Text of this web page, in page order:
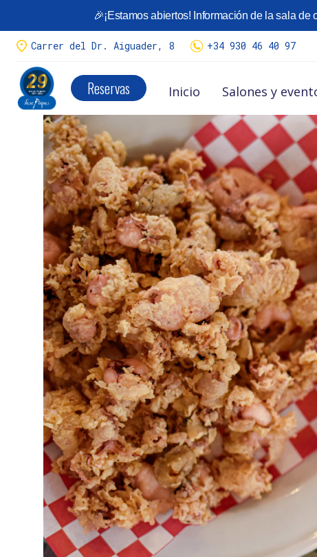
¡Llego la temporada deCalçots !
Tenemos variedad de menús.
Menús calçots y reserva aquí
🎉¡Estamos abiertos! Información de la sala
Carrer del Dr. Aiguader, 8 +34 930 46 40 97
Reservas Inicio Salones y